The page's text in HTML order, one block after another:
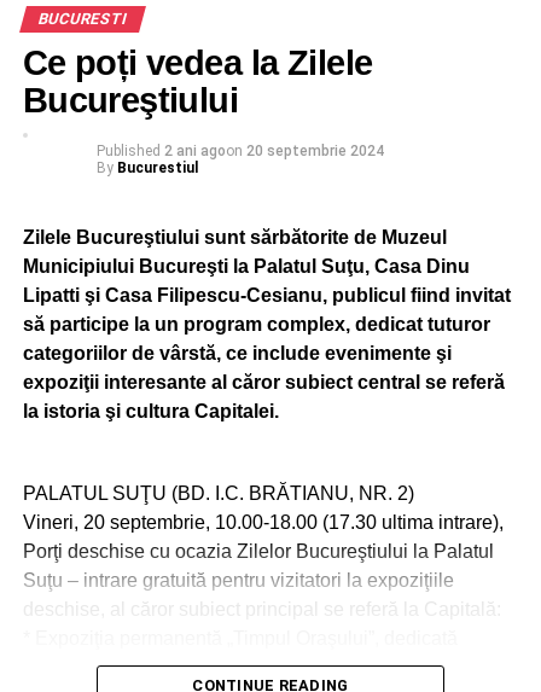
La data de 21 mai a.c., în jurul orei 5:26, Inspectoratul de
că, într-o stație de alimentare carburant GNC, din
Pantelimon, în timp ce se efectua alimentarea unui
Imediat la fața locului s-au deplasat mai multe echipaje de
și SMURD, pentru efectuarea activităților din competență.
ADVERTISEMENT
Au fost luate măsuri de delimitare și conservare a locului
În cauză a rezultat rănirea șoferului autoturismului, un
stației GNC, un bărbat, în vârstă de 26 de ani.
La fața locului s-a prezentat un echipaj din cadrul
Serviciului de Medicină Legală Ilfov, care a ridicat trupul
neînsuflețit.
BUCURESTI
Ce poți vedea la Zilele
Bucureştiului
Published 2 ani agoon 20 septembrie 2024
By Bucurestiul
Zilele Bucureştiului sunt sărbătorite de Muzeul
Municipiului Bucureşti la Palatul Suţu, Casa Dinu
Lipatti şi Casa Filipescu-Cesianu, publicul fiind invitat
să participe la un program complex, dedicat tuturor
categoriilor de vârstă, ce include evenimente şi
expoziţii interesante al căror subiect central se referă
la istoria şi cultura Capitalei.
PALATUL SUŢU (BD. I.C. BRĂTIANU, NR. 2)
Vineri, 20 septembrie, 10.00-18.00 (17.30 ultima intrare),
Porţi deschise cu ocazia Zilelor Bucureştiului la Palatul
Suţu – intrare gratuită pentru vizitatori la expoziţiile
deschise, al căror subiect principal se referă la Capitală:
istoriei oraşului Bucureşti;
CONTINUE READING